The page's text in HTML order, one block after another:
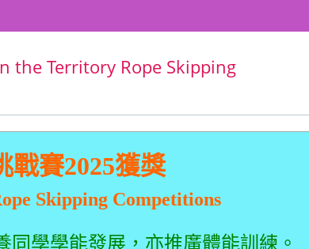
the Territory Rope Skipping
戰賽2025獲獎
Skipping Competitions
學學能發展，亦推廣體能訓練。